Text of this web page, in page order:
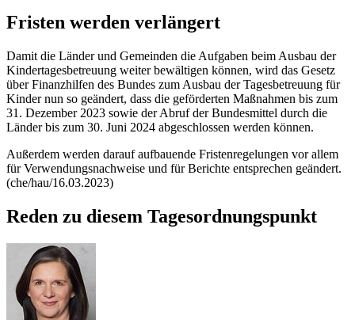
Fristen werden verlängert
Damit die Länder und Gemeinden die Aufgaben beim Ausbau der
Kindertagesbetreuung weiter bewältigen können, wird das Gesetz
über Finanzhilfen des Bundes zum Ausbau der Tagesbetreuung für
Kinder nun so geändert, dass die geförderten Maßnahmen bis zum
31. Dezember 2023 sowie der Abruf der Bundesmittel durch die
Länder bis zum 30. Juni 2024 abgeschlossen werden können.
Außerdem werden darauf aufbauende Fristenregelungen vor allem
für Verwendungsnachweise und für Berichte entsprechen geändert.
(che/hau/16.03.2023)
Reden zu diesem Tagesordnungspunkt